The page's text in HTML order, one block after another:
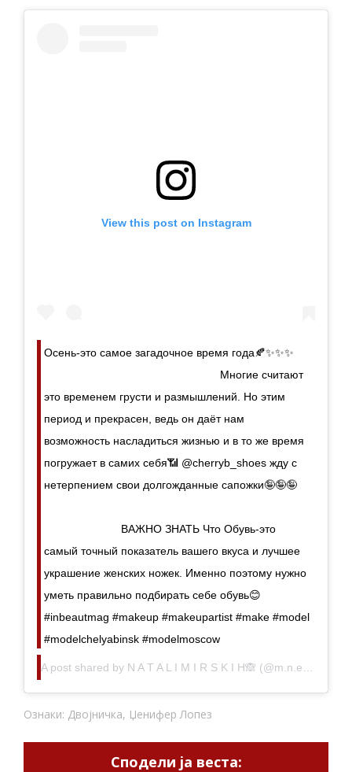
View this post on Instagram
Осень-это самое загадочное время года🍂✨✨✨ ⠀
⠀ ⠀ ⠀ ⠀ ⠀ ⠀ ⠀ ⠀ ⠀ ⠀ ⠀ ⠀ ⠀ ⠀ ⠀ ⠀ Многие считают
это временем грусти и размышлений. Но этим
период и прекрасен, ведь он даёт нам
возможность насладиться жизнью и в то же время
погружает в самих себя📶 @cherryb_shoes жду с
нетерпением свои долгожданные сапожки🤪🤪🤪 ⠀
⠀ ⠀ ⠀ ⠀ ⠀ ⠀ ⠀ ВАЖНО ЗНАТЬ Что Обувь-это
самый точный показатель вашего вкуса и лучшее
украшение женских ножек. Именно поэтому нужно
уметь правильно подбирать себе обувь😊
#inbeautmag #makeup #makeupartist #make #model
#modelchelyabinsk #modelmoscow
A post shared by N A T A L I M I R S K I H🙈 (@m.n.eee18) on
Ознаки: Двојничка, Џенифер Лопез
Сподели ја веста: